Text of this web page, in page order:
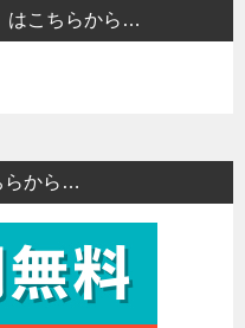
はこちらから…
らから…